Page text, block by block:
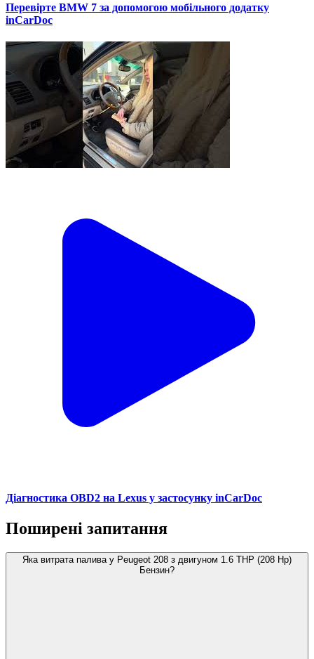
Перевірте BMW 7 за допомогою мобільного додатку
inCarDoc
Діагностика OBD2 на Lexus у застосунку inCarDoc
Поширені запитання
Яка витрата палива у Peugeot 208 з двигуном 1.6 THP (208 Hp)
Бензин?